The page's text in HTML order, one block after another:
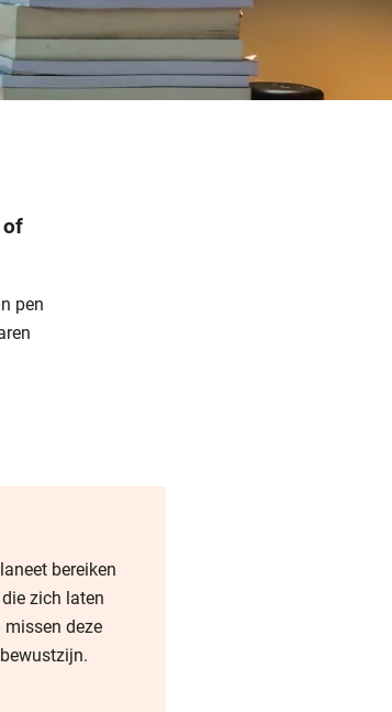
of
pen
bereiken
zich laten
deze